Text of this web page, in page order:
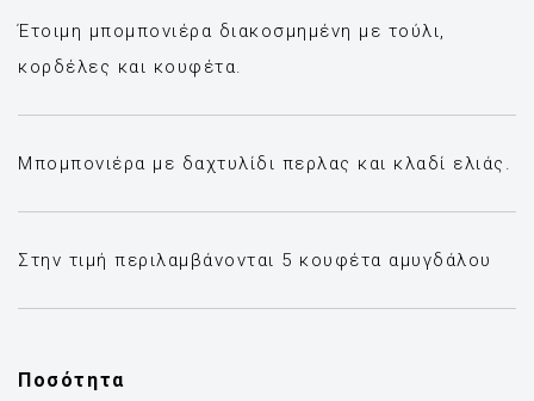
Έτοιμη μπομπονιέρα διακοσμημένη με τούλι,
κορδέλες και κουφέτα.
Μπομπονιέρα με δαχτυλίδι περλας και κλαδί ελιάς.
Στην τιμή περιλαμβάνονται 5 κουφέτα αμυγδάλου
Ποσότητα